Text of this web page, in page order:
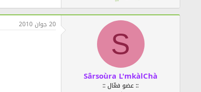
S
Sârsoùra L'mkàlChà
:: عضو فعّال ::
20 جوان 2010